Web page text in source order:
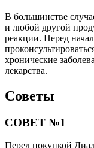
В большинстве
и любой другой
реакции. Перед
хронические
лекарства.
Советы
СОВЕТ №1
Перед покупкой